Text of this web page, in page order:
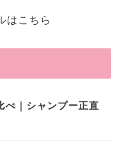
はこちら
べ｜シャンプー正直